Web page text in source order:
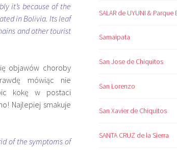
it’s because of the
in Bolivia. Its leaf
and other tourist
objawów choroby
mówiąc nie
kokę w postaci
Najlepiej smakuje
of the symptoms of
SALAR de UYUNI &
Samaipata
San Jose de Chiquitos
San Lorenzo
San Xavier de Chiquitos
SANTA CRUZ de la Sierra